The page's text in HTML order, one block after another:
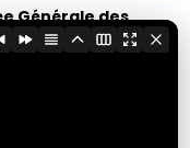
Générale des